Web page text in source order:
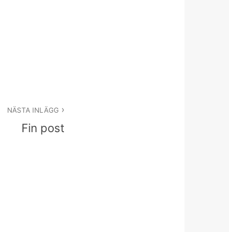
NÄSTA INLÄGG
Fin post